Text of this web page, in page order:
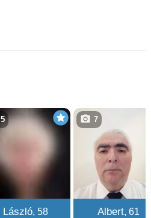
László, 58
5
Albert, 61
7